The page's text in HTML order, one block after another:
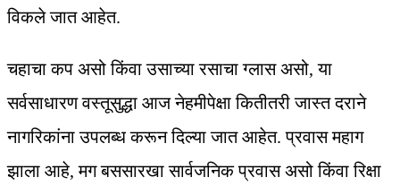
विकले जात आहेत.
चहाचा कप असो किंवा उसाच्या रसाचा ग्लास असो, या
सर्वसाधारण वस्तूसुद्धा आज नेहमीपेक्षा कितीतरी जास्त दराने
नागरिकांना उपलब्ध करून दिल्या जात आहेत. प्रवास महाग
झाला आहे, मग बससारखा सार्वजनिक प्रवास असो किंवा रिक्षा